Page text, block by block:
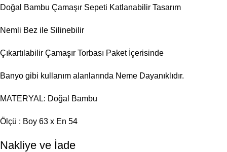
Doğal Bambu Çamaşır Sepeti Katlanabilir Tasarım
Nemli Bez ile Silinebilir
Çıkartılabilir Çamaşır Torbası Paket İçerisinde
Banyo gibi kullanım alanlarında Neme Dayanıklıdır.
MATERYAL: Doğal Bambu
Ölçü : Boy 63 x En 54
Nakliye ve İade